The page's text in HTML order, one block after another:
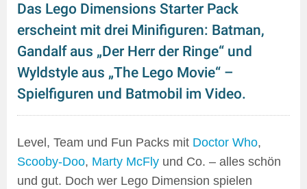
Das Lego Dimensions Starter Pack
erscheint mit drei Minifiguren: Batman,
Gandalf aus „Der Herr der Ringe“ und
Wyldstyle aus „The Lego Movie“ –
Spielfiguren und Batmobil im Video.
Level, Team und Fun Packs mit Doctor Who,
Scooby-Doo, Marty McFly und Co. – alles schön
und gut. Doch wer Lego Dimension spielen